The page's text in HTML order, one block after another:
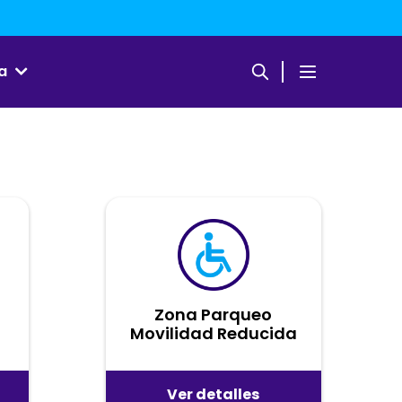
Zona Parqueo
Movilidad Reducida
Ver detalles